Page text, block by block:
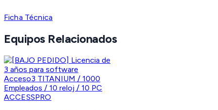
Ficha Técnica
Equipos Relacionados
ACCESSPRO